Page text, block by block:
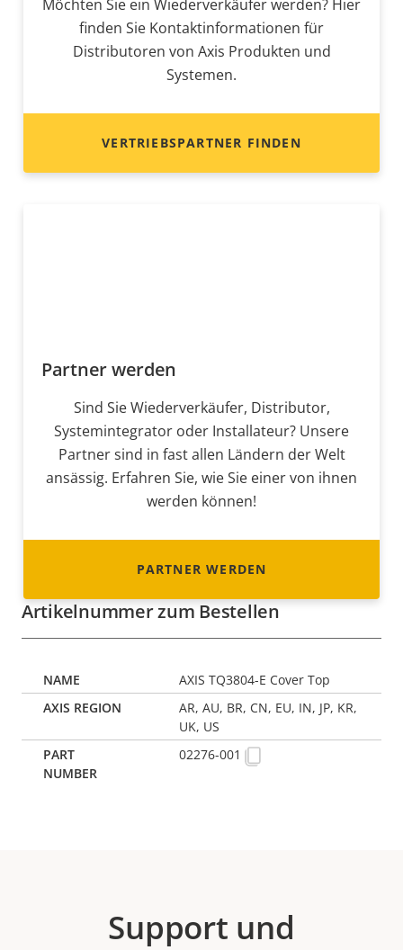
Möchten Sie ein Wiederverkäufer werden? Hier
finden Sie Kontaktinformationen für
Distributoren von Axis Produkten und
Systemen.
VERTRIEBSPARTNER FINDEN
Partner werden
Sind Sie Wiederverkäufer, Distributor,
Systemintegrator oder Installateur? Unsere
Partner sind in fast allen Ländern der Welt
ansässig. Erfahren Sie, wie Sie einer von ihnen
werden können!
PARTNER WERDEN
Artikelnummer zum Bestellen
AXIS TQ3804-E Cover Top
AR, AU, BR, CN, EU, IN, JP, KR,
UK, US
02276-001
Support und